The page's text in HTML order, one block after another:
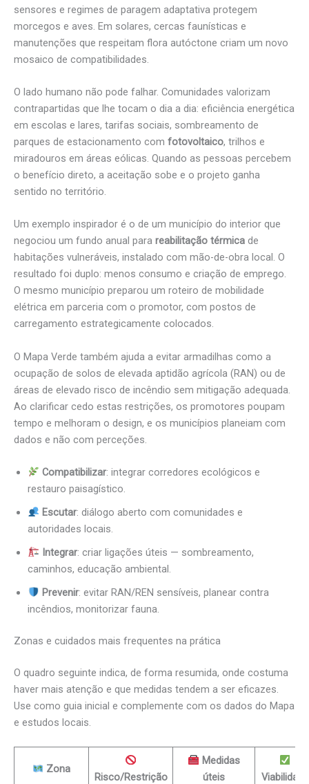
sensores e regimes de paragem adaptativa protegem
morcegos e aves. Em solares, cercas faunísticas e
manutenções que respeitam flora autóctone criam um novo
mosaico de compatibilidades.
O lado humano não pode falhar. Comunidades valorizam
contrapartidas que lhe tocam o dia a dia: eficiência energética
em escolas e lares, tarifas sociais, sombreamento de
parques de estacionamento com fotovoltaico, trilhos e
miradouros em áreas eólicas. Quando as pessoas percebem
o benefício direto, a aceitação sobe e o projeto ganha
sentido no território.
Um exemplo inspirador é o de um município do interior que
negociou um fundo anual para reabilitação térmica de
habitações vulneráveis, instalado com mão-de-obra local. O
resultado foi duplo: menos consumo e criação de emprego.
O mesmo município preparou um roteiro de mobilidade
elétrica em parceria com o promotor, com postos de
carregamento estrategicamente colocados.
O Mapa Verde também ajuda a evitar armadilhas como a
ocupação de solos de elevada aptidão agrícola (RAN) ou de
áreas de elevado risco de incêndio sem mitigação adequada.
Ao clarificar cedo estas restrições, os promotores poupam
tempo e melhoram o design, e os municípios planeiam com
dados e não com perceções.
Compatibilizar: integrar corredores ecológicos e
restauro paisagístico.
Escutar: diálogo aberto com comunidades e
autoridades locais.
Integrar: criar ligações úteis — sombreamento,
caminhos, educação ambiental.
Prevenir: evitar RAN/REN sensíveis, planear contra
incêndios, monitorizar fauna.
Zonas e cuidados mais frequentes na prática
O quadro seguinte indica, de forma resumida, onde costuma
haver mais atenção e que medidas tendem a ser eficazes.
Use como guia inicial e complemente com os dados do Mapa
e estudos locais.
Zona
Risco/Restrição
Medidas
úteis
Viabilidade